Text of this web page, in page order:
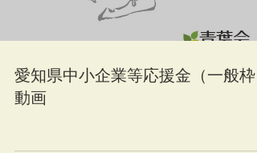
愛知県中小企業等応援金（一般枠
動画